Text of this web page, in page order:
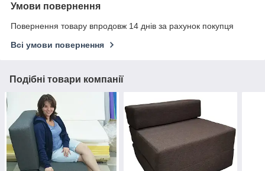
Умови повернення
Повернення товару впродовж 14 днів за рахунок покупця
Всі умови повернення
Подібні товари компанії